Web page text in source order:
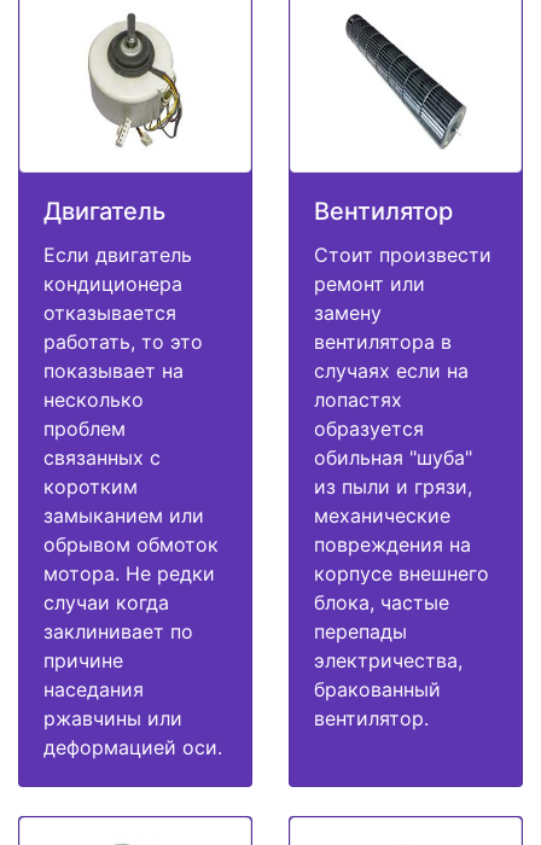
Двигатель
Если двигатель
кондиционера
отказывается
работать, то это
показывает на
несколько
проблем
связанных с
коротким
замыканием или
обрывом обмоток
мотора. Не редки
случаи когда
заклинивает по
причине
наседания
ржавчины или
деформацией оси.
Вентилятор
Стоит произвести
ремонт или
замену
вентилятора в
случаях если на
лопастях
образуется
обильная "шуба"
из пыли и грязи,
механические
повреждения на
корпусе внешнего
блока, частые
перепады
электричества,
бракованный
вентилятор.